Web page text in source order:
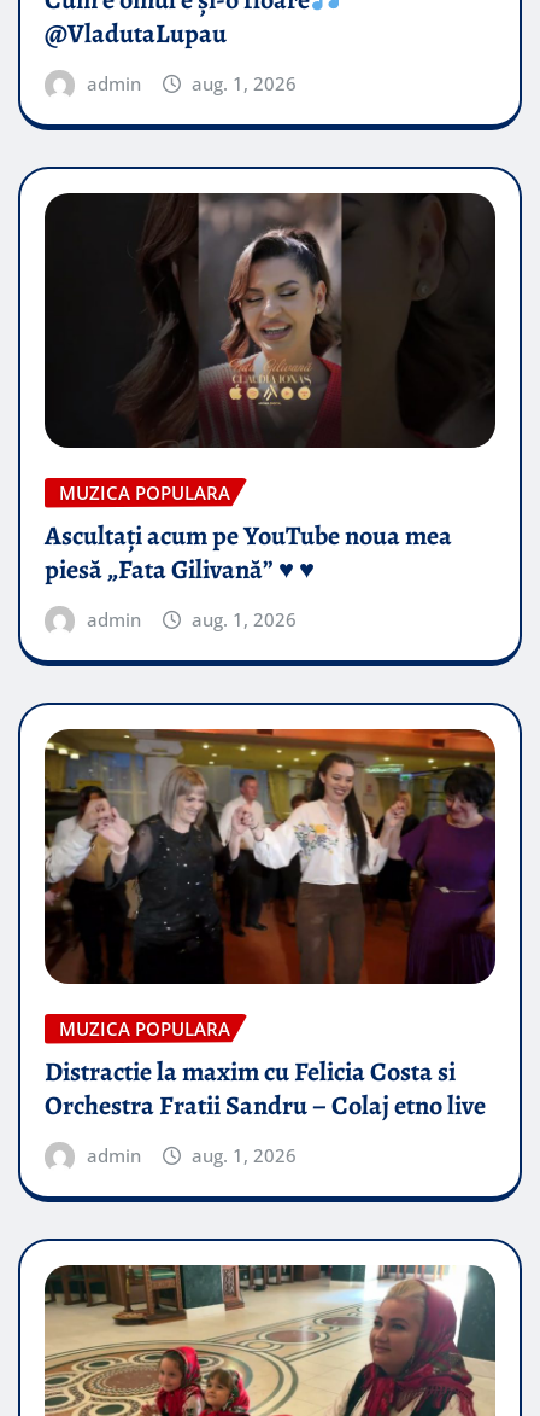
@VladutaLupau
admin aug. 1, 2026
MUZICA POPULARA
Ascultați acum pe YouTube noua mea
piesă „Fata Gilivană” ♥️ ♥️
admin aug. 1, 2026
MUZICA POPULARA
Distractie la maxim cu Felicia Costa si
Orchestra Fratii Sandru – Colaj etno live
admin aug. 1, 2026